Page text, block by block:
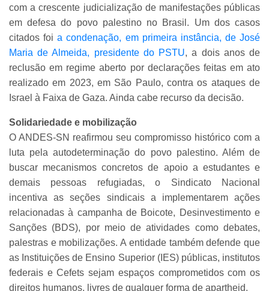
com a crescente judicialização de manifestações públicas
em defesa do povo palestino no Brasil. Um dos casos
citados foia condenação, em primeira instância, de José
Maria de Almeida, presidente do PSTU, a dois anos de
reclusão em regime aberto por declarações feitas em ato
realizado em 2023, em São Paulo, contra os ataques de
Israel à Faixa de Gaza. Ainda cabe recurso da decisão.
Solidariedade e mobilização
O ANDES-SN reafirmou seu compromisso histórico com a
luta pela autodeterminação do povo palestino. Além de
buscar mecanismos concretos de apoio a estudantes e
demais pessoas refugiadas, o Sindicato Nacional
incentiva as seções sindicais a implementarem ações
relacionadas à campanha de Boicote, Desinvestimento e
Sanções (BDS), por meio de atividades como debates,
palestras e mobilizações. A entidade também defende que
as Instituições de Ensino Superior (IES) públicas, institutos
federais e Cefets sejam espaços comprometidos com os
direitos humanos, livres de qualquer forma de apartheid.